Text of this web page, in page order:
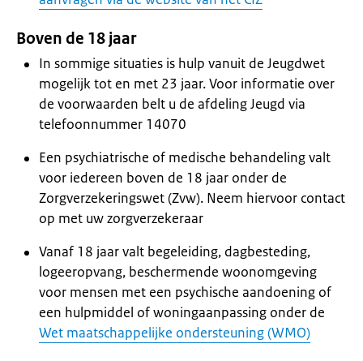
Boven de 18 jaar
In sommige situaties is hulp vanuit de Jeugdwet
mogelijk tot en met 23 jaar. Voor informatie over
de voorwaarden belt u de afdeling Jeugd via
telefoonnummer 14070
Een psychiatrische of medische behandeling valt
voor iedereen boven de 18 jaar onder de
Zorgverzekeringswet (Zvw). Neem hiervoor contact
op met uw zorgverzekeraar
Vanaf 18 jaar valt begeleiding, dagbesteding,
logeeropvang, beschermende woonomgeving
voor mensen met een psychische aandoening of
een hulpmiddel of woningaanpassing onder de
Wet maatschappelijke ondersteuning (WMO)